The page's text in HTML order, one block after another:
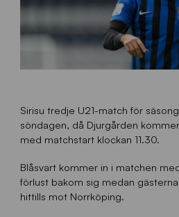
Sirisu tredje U21-match för
söndagen, då Djurgården
med matchstart klockan 11.30.
Blåsvart kommer in i matchen
förlust bakom sig medan
hittills mot Norrköping.